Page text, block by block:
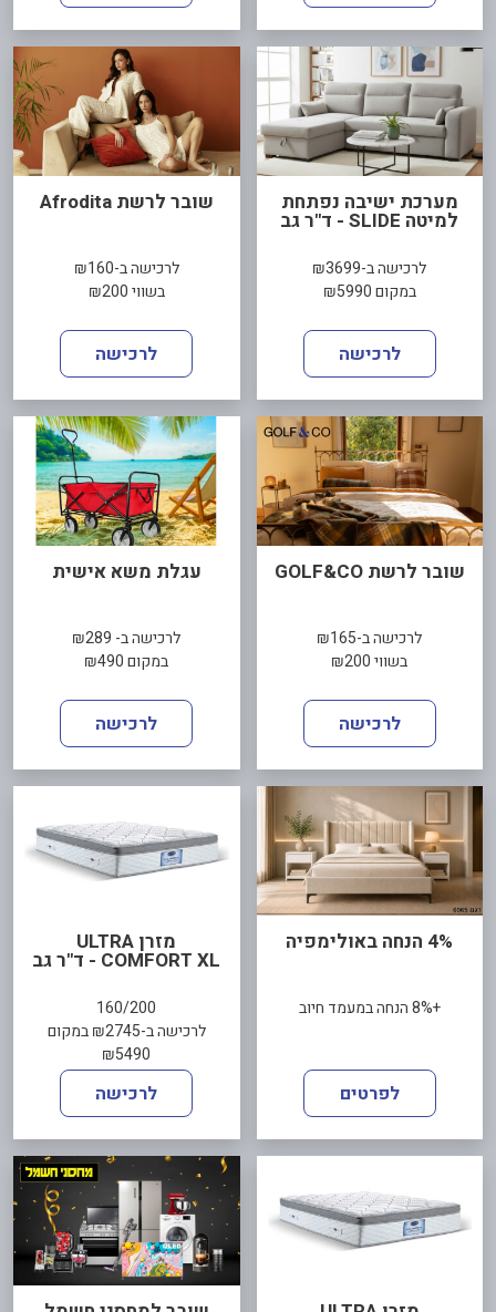
מערכת ישיבה נפתחת
למיטה SLIDE - ד"ר גב
לרכישה ב-₪3699
במקום ₪5990
לרכישה
שובר לרשת Afrodita
לרכישה ב-₪160
בשווי ₪200
לרכישה
שובר לרשת GOLF&CO
לרכישה ב-₪165
בשווי ₪200
לרכישה
עגלת משא אישית
לרכישה ב- ₪289
במקום ₪490
לרכישה
4% הנחה באולימפיה
+8% הנחה במעמד חיוב
לפרטים
מזרן ULTRA
COMFORT XL - ד"ר גב
160/200
לרכישה ב-₪2745 במקום
₪5490
לרכישה